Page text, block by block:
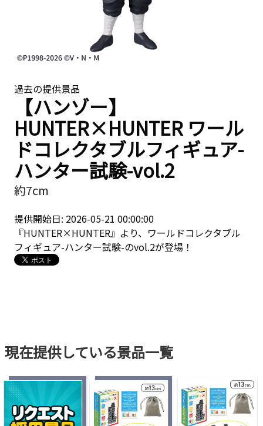
過去の提供景品
【ハンゾー】
HUNTER×HUNTER ワール
ドコレクタブルフィギュア-
ハンター試験-vol.2
約7cm
提供開始日: 2026-05-21 00:00:00
『HUNTER×HUNTER』より、ワールドコレクタブル
フィギュア-ハンター試験-のvol.2が登場！
現在提供している景品一覧